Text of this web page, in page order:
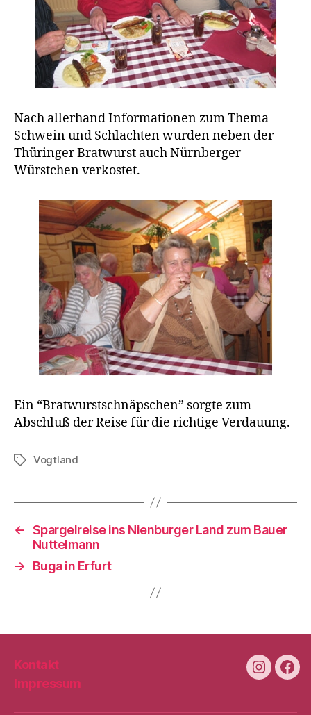
Nach allerhand Informationen zum Thema
Schwein und Schlachten wurden neben der
Thüringer Bratwurst auch Nürnberger
Würstchen verkostet.
Ein “Bratwurstschnäpschen” sorgte zum
Abschluß der Reise für die richtige Verdauung.
Schlagwörter
Vogtland
← Spargelreise ins Nienburger Land zum Bauer
Nuttelmann
→
Buga in Erfurt
Kontakt
Impressum